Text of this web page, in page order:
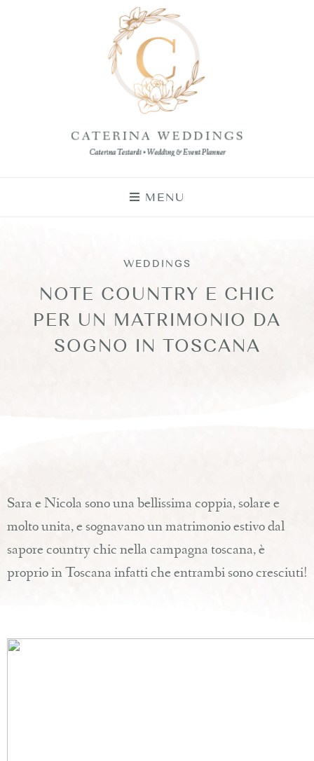
MENU
WEDDINGS
NOTE COUNTRY E CHIC
PER UN MATRIMONIO DA
SOGNO IN TOSCANA
Sara e Nicola sono una bellissima coppia, solare e
molto unita, e sognavano un matrimonio estivo dal
sapore country chic nella campagna toscana, è
proprio in Toscana infatti che entrambi sono cresciuti!